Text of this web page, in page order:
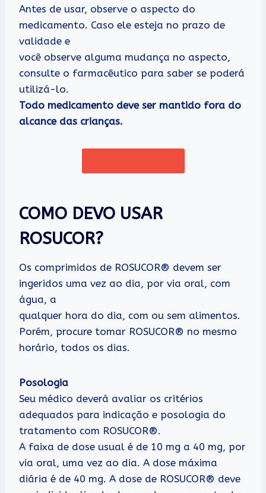
Antes de usar, observe o aspecto do
medicamento. Caso ele esteja no prazo de
validade e
você observe alguma mudança no aspecto,
consulte o farmacêutico para saber se poderá
utilizá-lo.
Todo medicamento deve ser mantido fora do
alcance das crianças.
COMO DEVO USAR
ROSUCOR?
Os comprimidos de ROSUCOR® devem ser
ingeridos uma vez ao dia, por via oral, com
água, a
qualquer hora do dia, com ou sem alimentos.
Porém, procure tomar ROSUCOR® no mesmo
horário, todos os dias.
Posologia
Seu médico deverá avaliar os critérios
adequados para indicação e posologia do
tratamento com ROSUCOR®.
A faixa de dose usual é de 10 mg a 40 mg, por
via oral, uma vez ao dia. A dose máxima
diária é de 40 mg. A dose de ROSUCOR® deve